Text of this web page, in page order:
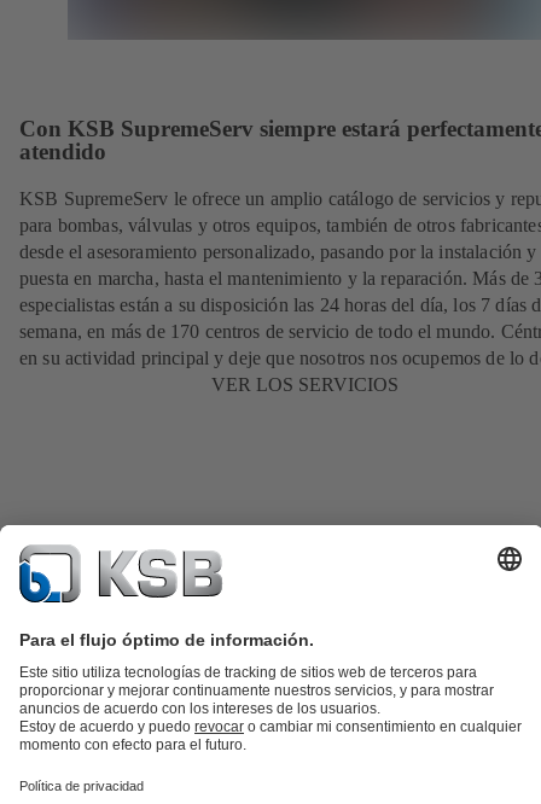
Con KSB SupremeServ siempre estará
atendido
KSB SupremeServ le ofrece un amplio catálogo de servicios y
para bombas, válvulas y otros equipos, también de otros
desde el asesoramiento personalizado, pasando por la instalación y
puesta en marcha, hasta el mantenimiento y la reparación. Más de
especialistas están a su disposición las 24 horas del día, los 7 días
semana, en más de 170 centros de servicio de todo el mundo.
en su actividad principal y deje que nosotros nos ocupemos de lo
VER LOS SERVICIOS
Catálogo de productosRepuestos KSB
valvesHerramientas